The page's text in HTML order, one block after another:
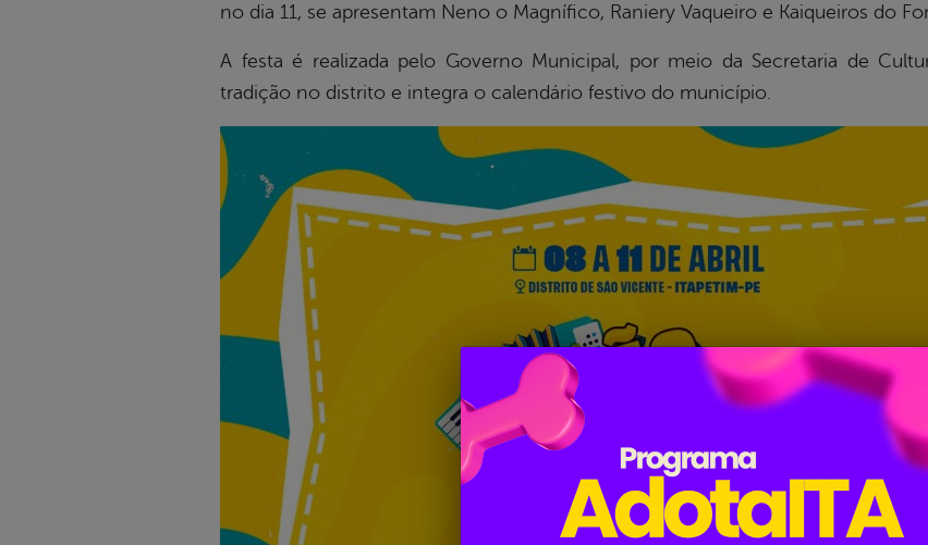
no dia 11, se apresentam Neno o Magnífico, Raniery Vaqueiro e Kaiqueiros do
A festa é realizada pelo Governo Municipal, por meio da Secretaria de
tradição no distrito e integra o calendário festivo do município.